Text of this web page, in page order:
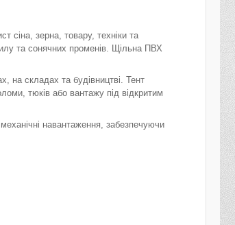
сіна, зерна, товару, техніки та
та сонячних променів. Щільна ПВХ
на складах та будівництві. Тент
тюків або вантажу під відкритим
навантаження, забезпечуючи